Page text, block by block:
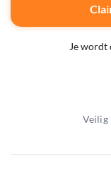
Je wordt
Veilig